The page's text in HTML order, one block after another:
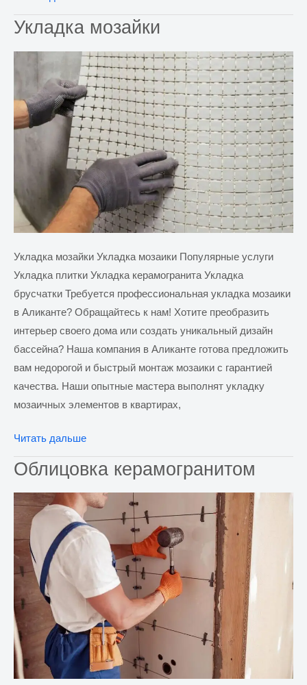
брусчатки
в
Аликанте
Укладка мозайки
Укладка мозайки Укладка мозаики Популярные услуги
Укладка плитки Укладка керамогранита Укладка
брусчатки Требуется профессиональная укладка мозаики
в Аликанте? Обращайтесь к нам! Хотите преобразить
интерьер своего дома или создать уникальный дизайн
бассейна? Наша компания в Аликанте готова предложить
вам недорогой и быстрый монтаж мозаики с гарантией
качества. Наши опытные мастера выполнят укладку
мозаичных элементов в квартирах,
Укладка
мозайки
Читать дальше
Облицовка керамогранитом